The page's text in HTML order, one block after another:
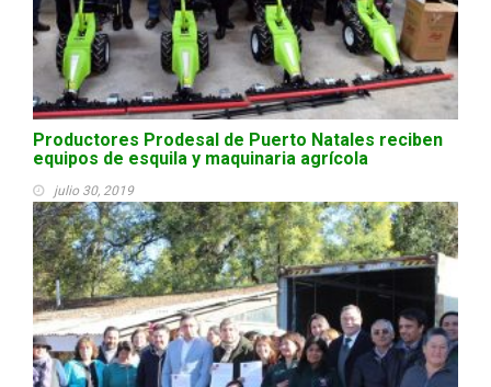
Productores Prodesal de Puerto Natales reciben
equipos de esquila y maquinaria agrícola
julio 30, 2019